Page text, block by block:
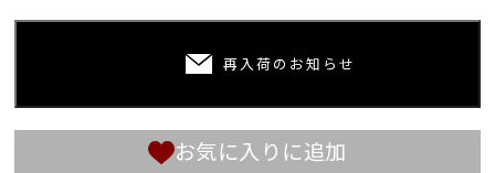
再入荷のお知らせ
お気に入りに追加